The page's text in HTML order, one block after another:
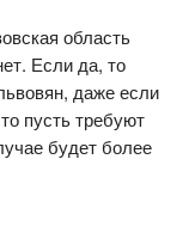
область
Если да, то
даже если
пусть требуют
будет более